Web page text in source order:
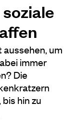
um
immer
Die
hin zu